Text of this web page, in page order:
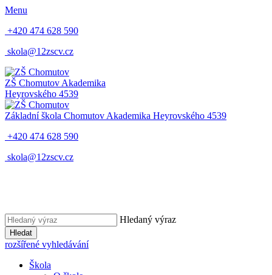
Menu
+420 474 628 590
skola@12zscv.cz
ZŠ Chomutov Akademika
Heyrovského 4539
Základní škola Chomutov Akademika Heyrovského 4539
+420 474 628 590
skola@12zscv.cz
Hledaný výraz
Hledat
rozšířené vyhledávání
Škola